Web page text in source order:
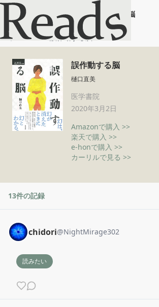
誤作動する脳
ホーム 誤作動する脳
誤作動する脳
樋口直美
医学書院
2020年3月2日
Amazonで購入 >>
楽天で購入 >>
e-honで購入 >>
カーリルで見る >>
13件の記録
chidori@NightMirage302
読みたい